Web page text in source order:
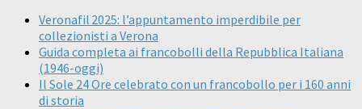
Veronafil 2025: l’appuntamento imperdibile per
collezionisti a Verona
Guida completa ai francobolli della Repubblica Italiana
(1946-oggi)
Il Sole 24 Ore celebrato con un francobollo per i 160 anni
di storia